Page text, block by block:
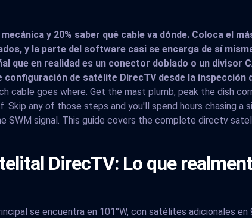
y 20% saber qué cable va dónde. Coloca el
y la parte del software casi se encarga de sí
que en realidad es un conector doblado o un divisor
de satélite DirecTV desde la inspección
cable goes where. Get the mast plumb, peak the dish
any of those steps and you'll spend hours chasing a
SWM signal. This guide covers the complete directv
DirecTV: Lo que
se encuentra en 101°W, con satélites adicionales en